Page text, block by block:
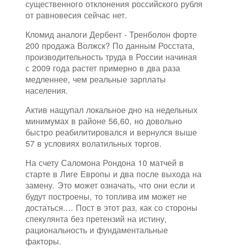
существенного отклонения российского рубля
от равновесия сейчас нет.
Кломид аналоги Дербент - Тренболон форте
200 продажа Волжск? По данным Росстата,
производительность труда в России начиная
с 2009 года растет примерно в два раза
медленнее, чем реальные зарплаты
населения.
Актив нащупал локальное дно на недельных
минимумах в районе 56,60, но довольно
быстро реабилитировался и вернулся выше
57 в условиях волатильных торгов.
На счету Саломона Рондона 10 матчей в
старте в Лиге Европы и два после выхода на
замену. Это может означать, что они если и
будут построены, то топлива им может не
достаться.... Пост в этот раз, как со стороны
спекулянта без претензий на истину,
рациональность и фундаментальные
факторы.